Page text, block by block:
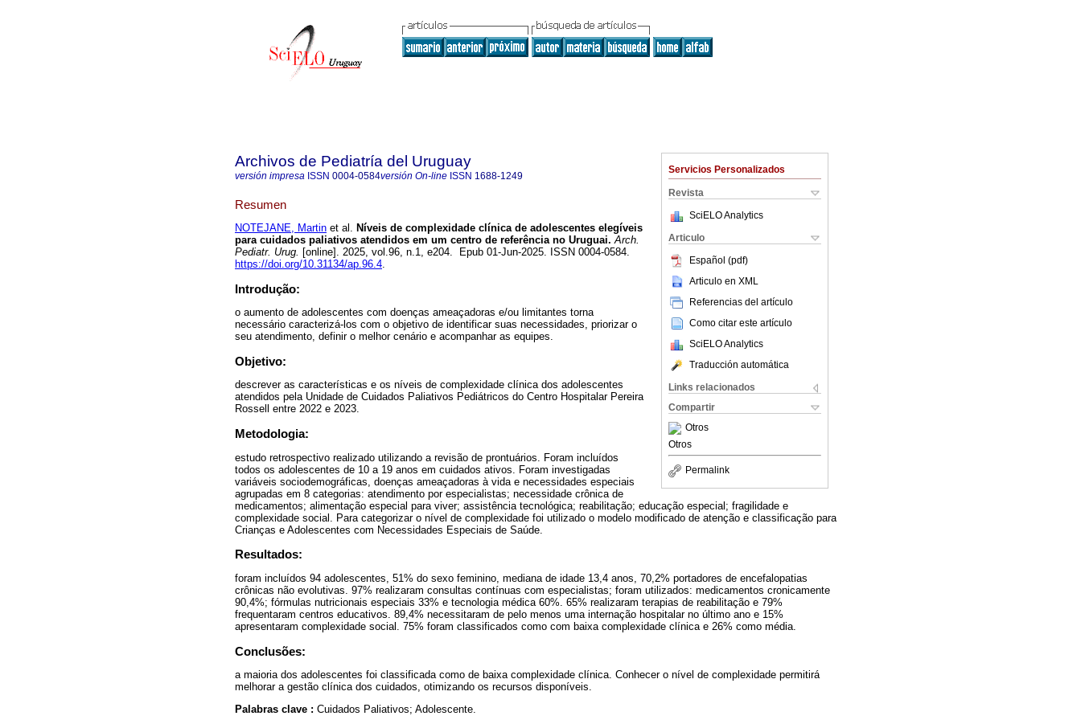
Servicios Personalizados
Revista
SciELO Analytics
Articulo
Español (pdf)
Articulo en XML
Referencias del artículo
Como citar este artículo
SciELO Analytics
Traducción automática
Links relacionados
Compartir
Otros
Otros
Permalink
Archivos de Pediatría del Uruguay
versión impresa ISSN 0004-0584versión On-line ISSN 1688-1249
Resumen
NOTEJANE, Martin et al. Níveis de complexidade clínica de adolescentes elegíveis
para cuidados paliativos atendidos em um centro de referência no Uruguai. Arch.
Pediatr. Urug. [online]. 2025, vol.96, n.1, e204. Epub 01-Jun-2025. ISSN 0004-0584.
https://doi.org/10.31134/ap.96.4.
Introdução:
o aumento de adolescentes com doenças ameaçadoras e/ou limitantes torna
necessário caracterizá-los com o objetivo de identificar suas necessidades, priorizar o
seu atendimento, definir o melhor cenário e acompanhar as equipes.
Objetivo:
descrever as características e os níveis de complexidade clínica dos adolescentes
atendidos pela Unidade de Cuidados Paliativos Pediátricos do Centro Hospitalar Pereira
Rossell entre 2022 e 2023.
Metodologia:
estudo retrospectivo realizado utilizando a revisão de prontuários. Foram incluídos
todos os adolescentes de 10 a 19 anos em cuidados ativos. Foram investigadas
variáveis sociodemográficas, doenças ameaçadoras à vida e necessidades especiais
agrupadas em 8 categorias: atendimento por especialistas; necessidade crônica de
medicamentos; alimentação especial para viver; assistência tecnológica; reabilitação; educação especial; fragilidade e
complexidade social. Para categorizar o nível de complexidade foi utilizado o modelo modificado de atenção e classificação para
Crianças e Adolescentes com Necessidades Especiais de Saúde.
Resultados:
foram incluídos 94 adolescentes, 51% do sexo feminino, mediana de idade 13,4 anos, 70,2% portadores de encefalopatias
crônicas não evolutivas. 97% realizaram consultas contínuas com especialistas; foram utilizados: medicamentos cronicamente
90,4%; fórmulas nutricionais especiais 33% e tecnologia médica 60%. 65% realizaram terapias de reabilitação e 79%
frequentaram centros educativos. 89,4% necessitaram de pelo menos uma internação hospitalar no último ano e 15%
apresentaram complexidade social. 75% foram classificados como com baixa complexidade clínica e 26% como média.
Conclusões:
a maioria dos adolescentes foi classificada como de baixa complexidade clínica. Conhecer o nível de complexidade permitirá
melhorar a gestão clínica dos cuidados, otimizando os recursos disponíveis.
Palabras clave : Cuidados Paliativos; Adolescente.